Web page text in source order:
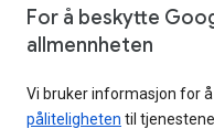
For å beskytte
allmennheten
Vi bruker informasjon for
påliteligheten til